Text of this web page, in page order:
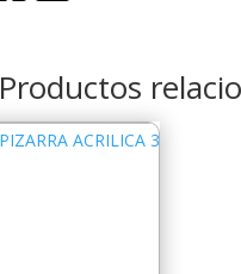
Productos